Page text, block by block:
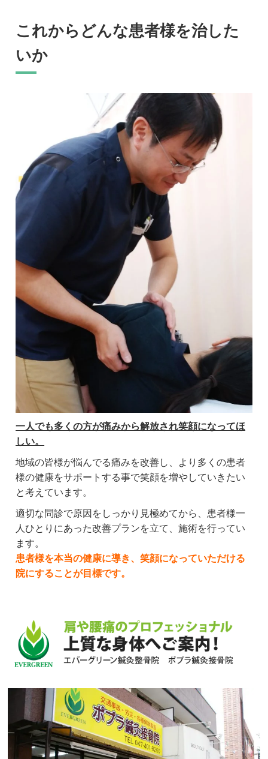
これからどんな患者様を治した
いか
一人でも多くの方が痛みから解放され笑顔になってほ
しい。
地域の皆様が悩んでる痛みを改善し、より多くの患者
様の健康をサポートする事で笑顔を増やしていきたい
と考えています。
適切な問診で原因をしっかり見極めてから、患者様一
人ひとりにあった改善プランを立て、施術を行ってい
ます。
患者様を本当の健康に導き、笑顔になっていただける
院にすることが目標です。